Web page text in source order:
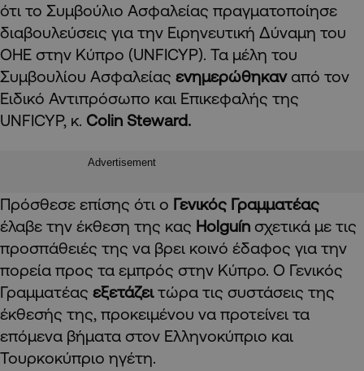
ότι το Συμβούλιο Ασφαλείας πραγματοποίησε
διαβουλεύσεις για την Ειρηνευτική Δύναμη του
ΟΗΕ στην Κύπρο (UNFICYP). Τα μέλη του
Συμβουλίου Ασφαλείας ενημερώθηκαν από τον
Ειδικό Αντιπρόσωπο και Επικεφαλής της
UNFICYP, κ. Colin Steward.
Advertisement
Πρόσθεσε επίσης ότι ο Γενικός Γραμματέας
έλαβε την έκθεση της κας Holguín σχετικά με τις
προσπάθειές της να βρει κοινό έδαφος για την
πορεία προς τα εμπρός στην Κύπρο. Ο Γενικός
Γραμματέας εξετάζειτώρα τις συστάσεις της
έκθεσής της, προκειμένου να προτείνει τα
επόμενα βήματα στον Ελληνοκύπριο και
Τουρκοκύπριο ηγέτη.